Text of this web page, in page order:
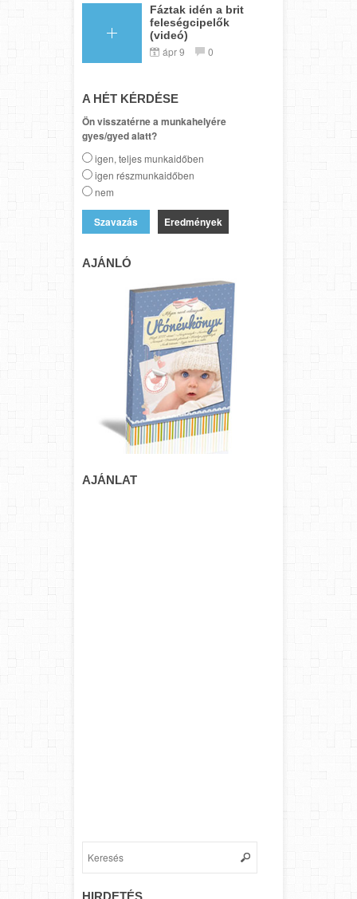
Fáztak idén a brit
feleségcipelők
(videó)
ápr 9 0
A HÉT KÉRDÉSE
Ön visszatérne a munkahelyére
gyes/gyed alatt?
igen, teljes munkaidőben
igen részmunkaidőben
nem
Eredmények
AJÁNLÓ
AJÁNLAT
HIRDETÉS